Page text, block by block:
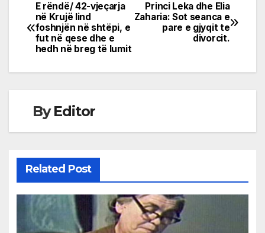
Post
navigation
Princi Leka dhe Elia
Zaharia: Sot seanca e
pare e gjyqit te
divorcit.
E rëndë/ 42-vjeçarja
në Krujë lind
foshnjën në shtëpi, e
fut në qese dhe e
hedh në breg të lumit
ByEditor
Related Post